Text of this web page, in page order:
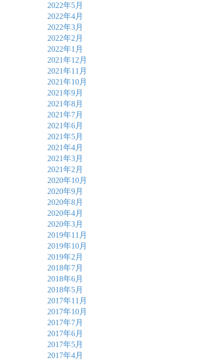
2022年5月
2022年4月
2022年3月
2022年2月
2022年1月
2021年12月
2021年11月
2021年10月
2021年9月
2021年8月
2021年7月
2021年6月
2021年5月
2021年4月
2021年3月
2021年2月
2020年10月
2020年9月
2020年8月
2020年4月
2020年3月
2019年11月
2019年10月
2019年2月
2018年7月
2018年6月
2018年5月
2017年11月
2017年10月
2017年7月
2017年6月
2017年5月
2017年4月